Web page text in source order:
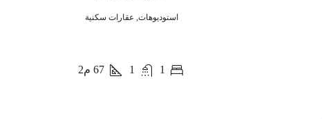
استوديوهات, عقارات سكنية
1
1
67 م2